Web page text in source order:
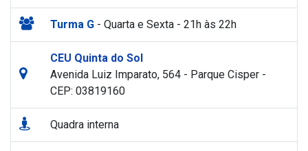
Turma G - Quarta e Sexta - 21h às 22h
CEU Quinta do Sol
Avenida Luiz Imparato, 564 - Parque Cisper -
CEP: 03819160
Quadra interna